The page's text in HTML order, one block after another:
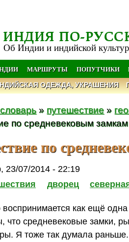
ИНДИЯ ПО-
Об Индии и индийской
МАРШРУТЫ ПОПУТЧИКИ
ОДЕЖДА, УКРАШЕНИЯ
» путешествие »
по средневековым
по
23/07/2014 - 22:19
дворец
воспринимается как ещё
что средневековые замки,
Я тоже так думала раньше.